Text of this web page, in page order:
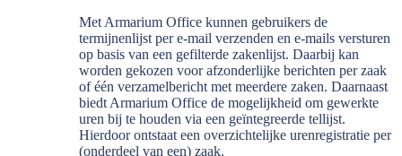
Met Armarium Office kunnen gebruikers de
termijnenlijst per e-mail verzenden en e-mails versturen
op basis van een gefilterde zakenlijst. Daarbij kan
worden gekozen voor afzonderlijke berichten per zaak
of één verzamelbericht met meerdere zaken. Daarnaast
biedt Armarium Office de mogelijkheid om gewerkte
uren bij te houden via een geïntegreerde tellijst.
Hierdoor ontstaat een overzichtelijke urenregistratie per
(onderdeel van een) zaak.